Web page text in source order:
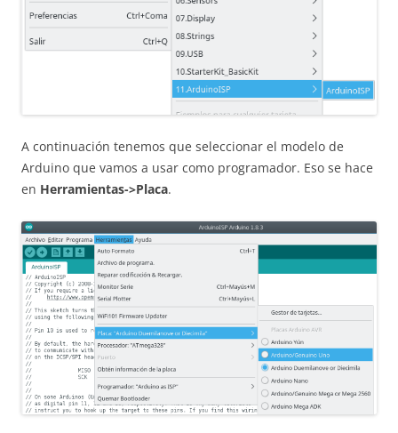
A continuación tenemos que seleccionar el modelo de
Arduino que vamos a usar como programador. Eso se hace
en Herramientas->Placa.